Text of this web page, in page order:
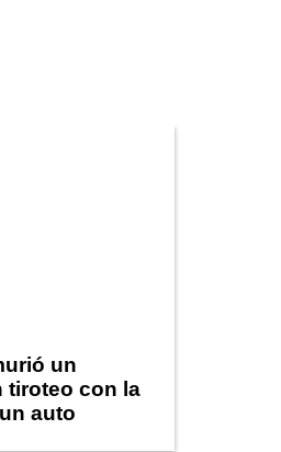
un
tiroteo con la
auto